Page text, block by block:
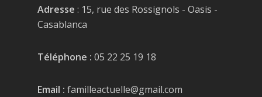
Adresse : 15, rue des Rossignols - Oasis -
Casablanca
Téléphone : 05 22 25 19 18
Email : familleactuelle@gmail.com